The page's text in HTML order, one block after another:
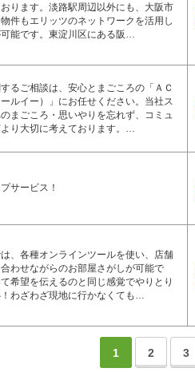
ります。淡路駅周辺以外にも、大阪市
件もエリッツのネットワークを活用し
能です。東淀川区にある阪…
るご相談は、安心とまごころの「ＡＣ
ルイー）」にお任せください。当社ス
まごころ・思いやりを忘れず、コミュ
り大切に考えております。…
サービス！
、各種オンラインツールを使い、店舗
わせながらのお部屋さがしが可能で
希望を伝えるのと同じ感覚でやりとり
わざわざ現地に行かなくても…
1 2 3